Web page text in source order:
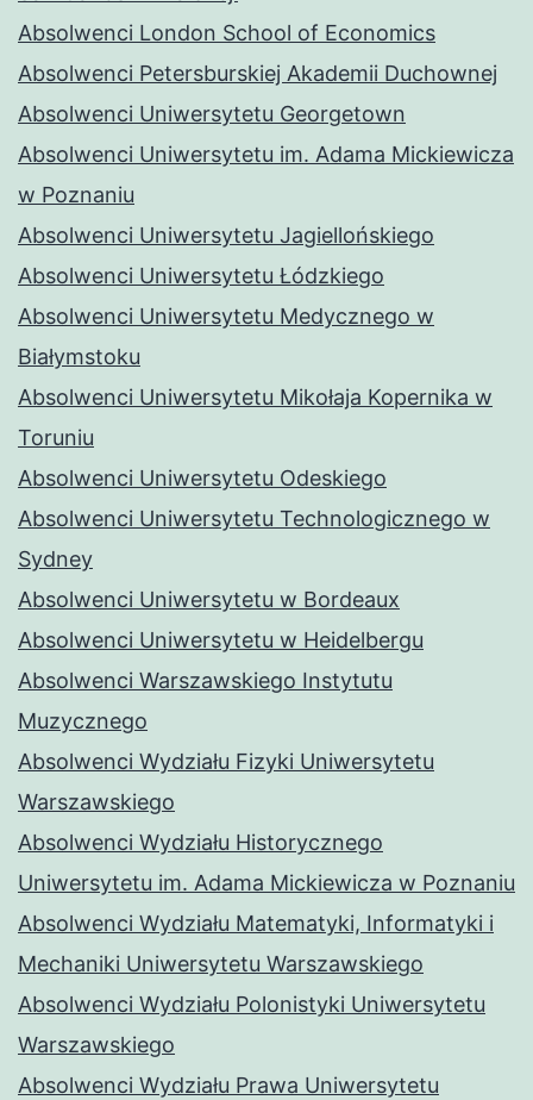
Absolwenci London School of Economics
Absolwenci Petersburskiej Akademii Duchownej
Absolwenci Uniwersytetu Georgetown
Absolwenci Uniwersytetu im. Adama Mickiewicza
w Poznaniu
Absolwenci Uniwersytetu Jagiellońskiego
Absolwenci Uniwersytetu Łódzkiego
Absolwenci Uniwersytetu Medycznego w
Białymstoku
Absolwenci Uniwersytetu Mikołaja Kopernika w
Toruniu
Absolwenci Uniwersytetu Odeskiego
Absolwenci Uniwersytetu Technologicznego w
Sydney
Absolwenci Uniwersytetu w Bordeaux
Absolwenci Uniwersytetu w Heidelbergu
Absolwenci Warszawskiego Instytutu
Muzycznego
Absolwenci Wydziału Fizyki Uniwersytetu
Warszawskiego
Absolwenci Wydziału Historycznego
Uniwersytetu im. Adama Mickiewicza w Poznaniu
Absolwenci Wydziału Matematyki, Informatyki i
Mechaniki Uniwersytetu Warszawskiego
Absolwenci Wydziału Polonistyki Uniwersytetu
Warszawskiego
Absolwenci Wydziału Prawa Uniwersytetu